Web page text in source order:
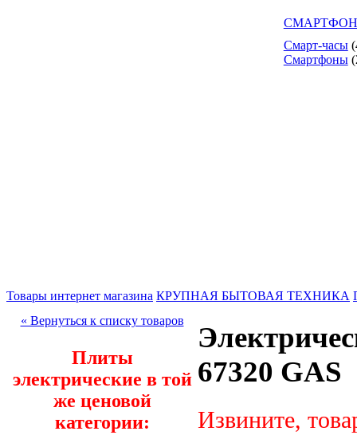
Смарт-часы
Смартфоны
Товары интернет магазина КРУПНАЯ БЫТОВАЯ ТЕХНИКА
« Вернуться к списку товаров
Плиты
электрические в той
же ценовой
категории:
67320 GAS
Извините,